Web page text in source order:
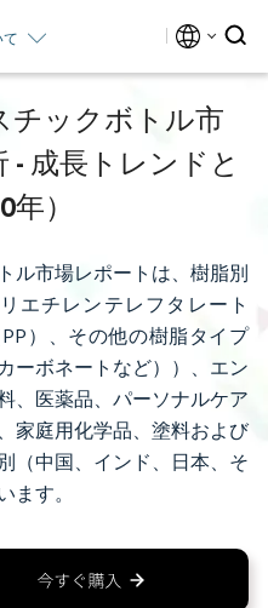
て
チックボトル市
- 成長トレンドと
）
ル市場レポートは、樹脂別
エチレンテレフタレート
）、その他の樹脂タイプ
ーボネートなど））、エン
、医薬品、パーソナルケア
家庭用化学品、塗料および
（中国、インド、日本、そ
ます。